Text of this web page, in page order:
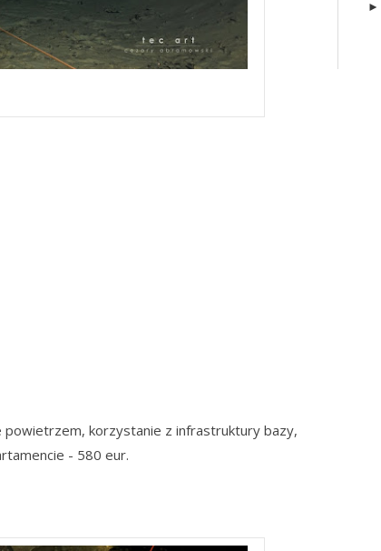
powietrzem, korzystanie z infrastruktury bazy,
- 580 eur.
►